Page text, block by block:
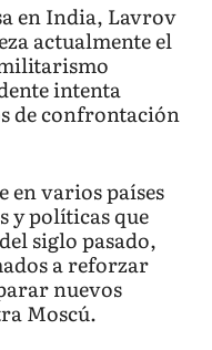
en India, Lavrov
actualmente el
intenta
de confrontación
en varios países
y políticas que
siglo pasado,
a reforzar
nuevos
Moscú.